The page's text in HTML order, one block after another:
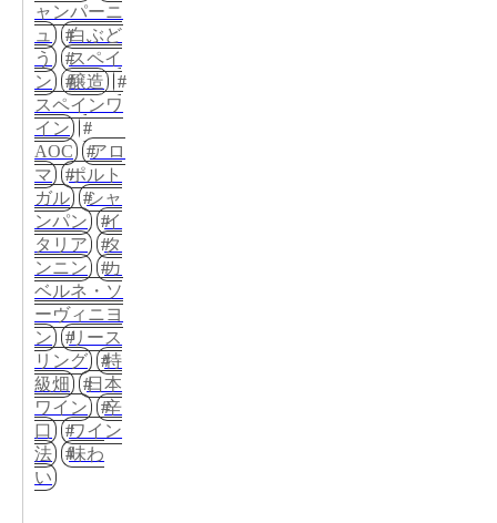
ャンパーニ
ュ
白ぶど
う
スペイ
ン
醸造
スペインワ
イン
AOC
アロ
マ
ポルト
ガル
シャ
ンパン
イ
タリア
タ
ンニン
カ
ベルネ・ソ
ーヴィニヨ
ン
リース
リング
特
級畑
日本
ワイン
辛
口
ワイン
法
味わ
い